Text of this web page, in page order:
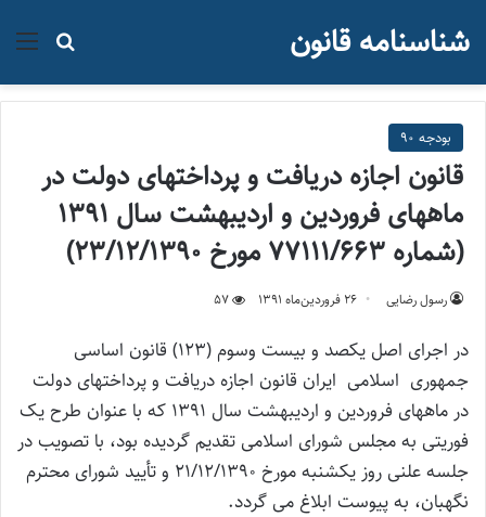
جستجو شناسنامه قانون
بودجه 90
قانون اجازه دریافت و پرداختهای دولت در
ماههای فروردین و اردیبهشت سال ۱۳۹۱
(شماره ۷۷۱۱۱/۶۶۳ مورخ ۲۳/۱۲/۱۳۹۰)
رسول رضایی ۲۶ فروردین‌ماه ۱۳۹۱ 57
در اجرای اصل یکصد و بیست وسوم (۱۲۳) قانون اساسی
جمهوری اسلامی ایران قانون اجازه دریافت و پرداختهای دولت
در ماههای فروردین و اردیبهشت سال ۱۳۹۱ که با عنوان طرح یک
فوریتی به مجلس شورای اسلامی تقدیم گردیده بود، با تصویب در
جلسه علنی روز یکشنبه مورخ ۲۱/۱۲/۱۳۹۰ و تأیید شورای محترم
نگهبان، به پیوست ابلاغ می گردد.